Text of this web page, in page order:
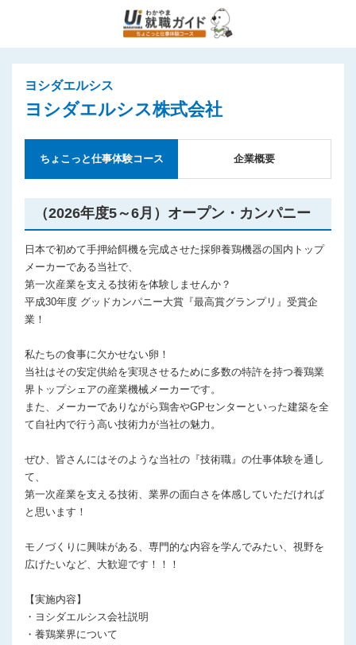
ヨシダエルシス
ヨシダエルシス株式会社
ちょこっと仕事体験コース 企業概要
（2026年度5～6月）オープン・カンパニー
日本で初めて手押給餌機を完成させた採卵養鶏機器の国内トップ
メーカーである当社で、
第一次産業を支える技術を体験しませんか？
平成30年度 グッドカンパニー⼤賞『最⾼賞グランプリ』受賞企
業！
私たちの食事に欠かせない卵！
当社はその安定供給を実現させるために多数の特許を持つ養鶏業
界トップシェアの産業機械メーカーです。
また、メーカーでありながら鶏舎やGPセンターといった建築を全
て自社内で行う高い技術力が当社の魅力。
ぜひ、皆さんにはそのような当社の『技術職』の仕事体験を通し
て、
第一次産業を支える技術、業界の面白さを体感していただければ
と思います！
モノづくりに興味がある、専門的な内容を学んでみたい、視野を
広げたいなど、大歓迎です！！！
【実施内容】
・ヨシダエルシス会社説明
・養鶏業界について